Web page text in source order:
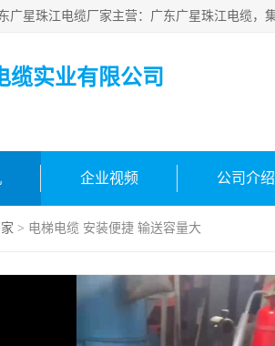
缆实业有限公司
企业视频 公司介绍
> 电梯电缆 安装便捷 输送容量大